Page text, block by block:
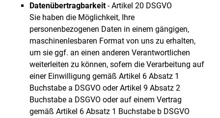
Datenübertragbarkeit- Artikel 20 DSGVO
Sie haben die Möglichkeit, Ihre
personenbezogenen Daten in einem gängigen,
maschinenlesbaren Format von uns zu erhalten,
um sie ggf. an einen anderen Verantwortlichen
weiterleiten zu können, sofern die Verarbeitung auf
einer Einwilligung gemäß Artikel 6 Absatz 1
Buchstabe a DSGVO oder Artikel 9 Absatz 2
Buchstabe a DSGVO oder auf einem Vertrag
gemäß Artikel 6 Absatz 1 Buchstabe b DSGVO